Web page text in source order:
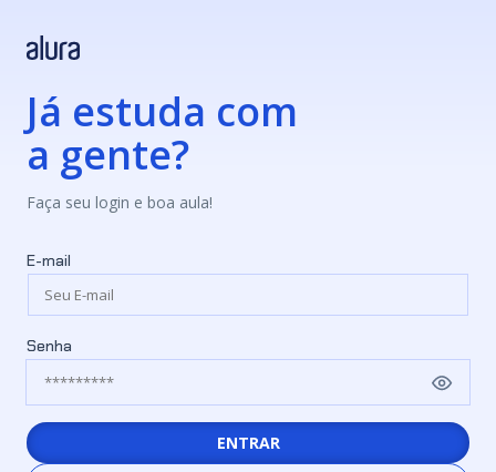
Já estuda com
a gente?
Faça seu login e boa aula!
E-mail
Senha
ENTRAR